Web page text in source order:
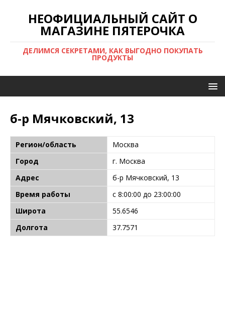
НЕОФИЦИАЛЬНЫЙ САЙТ О
МАГАЗИНЕ ПЯТЕРОЧКА
ДЕЛИМСЯ СЕКРЕТАМИ, КАК ВЫГОДНО ПОКУПАТЬ
ПРОДУКТЫ
б-р Мячковский, 13
Регион/область
Москва
Город
г. Москва
Адрес
б-р Мячковский, 13
Время работы
с 8:00:00 до 23:00:00
Широта
55.6546
Долгота
37.7571